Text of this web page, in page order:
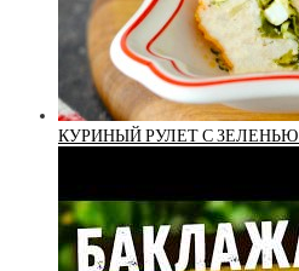
КУРИНЫЙ РУЛЕТ С